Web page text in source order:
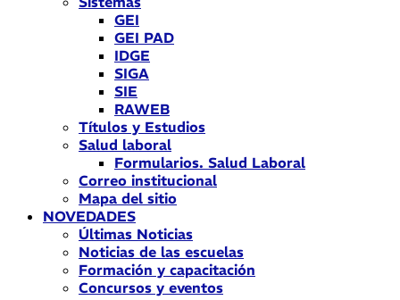
GEI
GEI PAD
IDGE
SIGA
SIE
RAWEB
Títulos y Estudios
Salud laboral
Formularios. Salud Laboral
Correo institucional
Mapa del sitio
NOVEDADES
Últimas Noticias
Noticias de las escuelas
Formación y capacitación
Concursos y eventos